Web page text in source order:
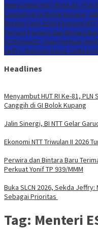
Menyambut HUT RI Ke-81,
Canggih di GI Bolok Kupang
Border Fest 2026 Ekonomi
Persen Perwira dan Bintara
21/Komodo, Siap Perkuat Yonif
Jeffry: Nelayan Harus Jadikan
Headlines
Menyambut HUT RI Ke-81,
Canggih di GI Bolok Kupang
Jalin Sinergi, BI NTT Gelar
Ekonomi NTT Triwulan II 2026
Perwira dan Bintara Baru
Perkuat Yonif TP 939/MMM
Buka SLCN 2026, Sekda
Sebagai Prioritas
Tag: Menteri